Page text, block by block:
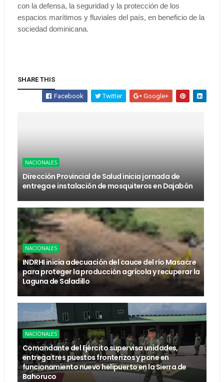
con la defensa, la seguridad y la protección de los
espacios marítimos y fluviales del país, en beneficio de la
sociedad dominicana.
SHARE THIS
Facebook Twitter Google+
NACIONALES
Dirección Provincial de Salud inicia jornada de
entrega e instalación de mosquiteros en Dajabón
NACIONALES
INDRHI inicia adecuación del cauce del río Masacre
para proteger la producción agrícola y recuperar la
Laguna de Saladillo
NACIONALES
Comandante del Ejército supervisa unidades,
entrega tres puestos fronterizos y pone en
funcionamiento nuevo helipuerto en la Sierra de
Bahoruco